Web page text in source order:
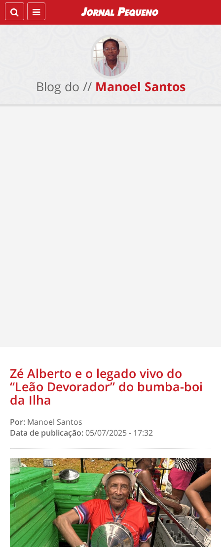
Blog do // Manoel Santos
Zé Alberto e o legado vivo do
“Leão Devorador” do bumba-boi
da Ilha
Por: Manoel Santos
Data de publicação:05/07/2025 - 17:32